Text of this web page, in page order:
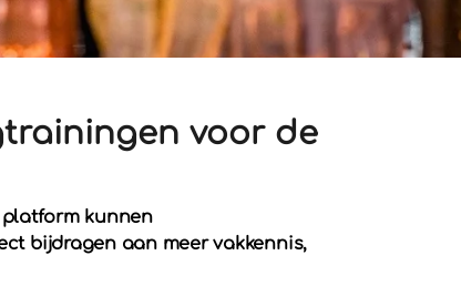
voor de
kunnen
bijdragen aan meer vakkennis,